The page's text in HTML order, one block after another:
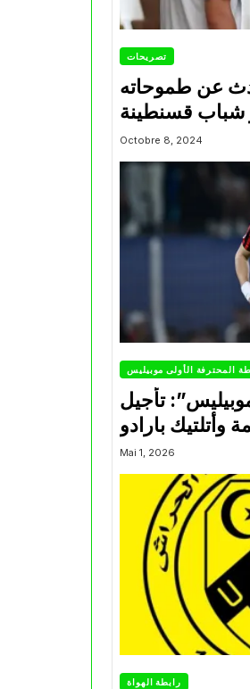
تصريحات
عن طموحاته
شباب قسنطينة
Octobre 8, 2024
المحترفة الأولى موبيليس
تأجيل
وأتلتيك بارادو
Mai 1, 2026
رابطة الهواة